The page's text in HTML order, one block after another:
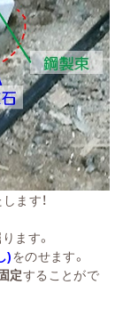
ます！
ます。
)をのせます。
定することがで